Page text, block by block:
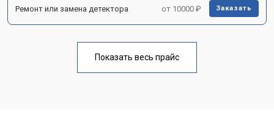
Ремонт или замена детектора от 10000 ₽ Заказать
Показать весь прайс